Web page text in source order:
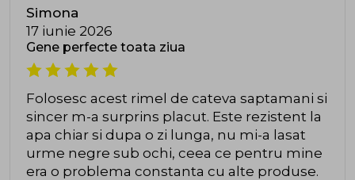
Simona
17 iunie 2026
Gene perfecte toata ziua
Folosesc acest rimel de cateva saptamani si
sincer m-a surprins placut. Este rezistent la
apa chiar si dupa o zi lunga, nu mi-a lasat
urme negre sub ochi, ceea ce pentru mine
era o problema constanta cu alte produse.